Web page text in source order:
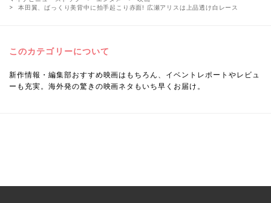
本田翼、ばっくり美背中に拍手起こり赤面! 広瀬アリスは上品透け白レース
このカテゴリーについて
新作情報・編集部おすすめ映画はもちろん、イベントレポートやレビュ
ーも充実。海外発の驚きの映画ネタもいち早くお届け。